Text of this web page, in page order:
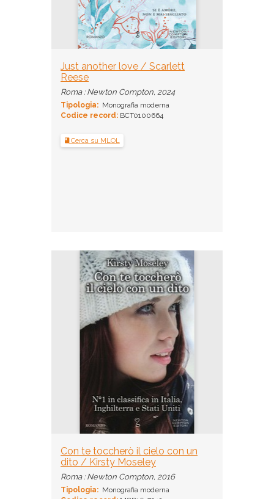
Just another love / Scarlett
Reese
Roma : Newton Compton, 2024
Tipologia: Monografia moderna
Codice record: BCT0100664
Cerca su MLOL
Con te toccherò il cielo con un
dito / Kirsty Moseley
Roma : Newton Compton, 2016
Tipologia: Monografia moderna